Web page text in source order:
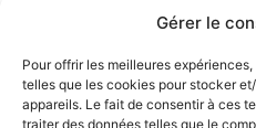
Gérer le
Pour offrir les meilleures
telles que les cookies pour stocker
appareils. Le fait de consentir à ces
traiter des données telles que le
Politique de
Politique de
Politique de